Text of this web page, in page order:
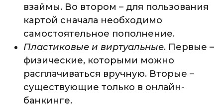
взаймы. Во втором – для пользования
картой сначала необходимо
самостоятельное пополнение.
Пластиковые и виртуальные. Первые –
физические, которыми можно
расплачиваться вручную. Вторые –
существующие только в онлайн-
банкинге.